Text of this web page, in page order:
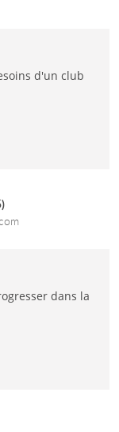
d'un club
dans la